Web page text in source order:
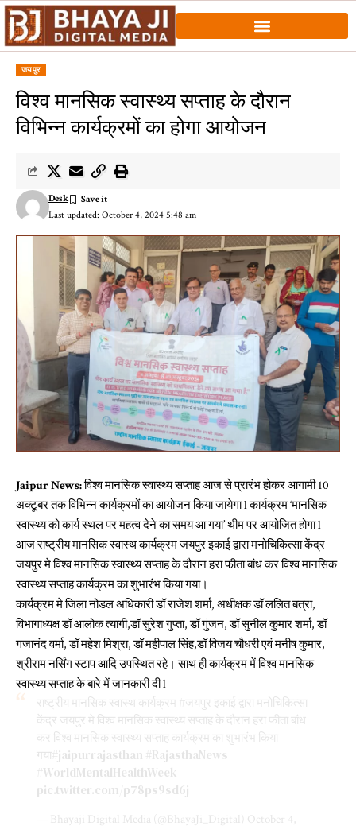
जयपुर
विश्व मानसिक स्वास्थ्य सप्ताह के दौरान
विभिन्न कार्यक्रमों का होगा आयोजन
Last updated: October 4, 2024 5:48 am
Desk
Jaipur News:विश्व मानसिक स्वास्थ्य सप्ताह आज से प्रारंभ होकर आगामी 10
अक्टूबर तक विभिन्न कार्यक्रमों का आयोजन किया जायेगा l कार्यक्रम ‘मानसिक
स्वास्थ्य को कार्य स्थल पर महत्व देने का समय आ गया’ थीम पर आयोजित होगा l
आज राष्ट्रीय मानसिक स्वास्थ कार्यक्रम जयपुर इकाई द्वारा मनोचिकित्सा केंद्र
जयपुर मे विश्व मानसिक स्वास्थ्य सप्ताह के दौरान हरा फीता बांध कर विश्व मानसिक
स्वास्थ्य सप्ताह कार्यक्रम का शुभारंभ किया गया।
कार्यक्रम मे जिला नोडल अधिकारी डॉ राजेश शर्मा, अधीक्षक डॉ ललित बत्रा,
विभागाध्यक्ष डॉ आलोक त्यागी,डॉ सुरेश गुप्ता, डॉ गुंजन, डॉ सुनील कुमार शर्मा, डॉ
गजानंद वर्मा, डॉ महेश मिश्रा, डॉ महीपाल सिंह,डॉ विजय चौधरी एवं मनीष कुमार,
श्रीराम नर्सिंग स्टाप आदि उपस्थित रहे। साथ ही कार्यक्रम में विश्व मानसिक
स्वास्थ्य सप्ताह के बारे में जानकारी दी l
राष्ट्रीय मानसिक स्वास्थ कार्यक्रम #जयपुर इकाई द्वारा मनोचिकित्सा
केंद्र जयपुर मे विश्व मानसिक स्वास्थ्य सप्ताह के दौरान हरा फीता बांध
कर विश्व मानसिक स्वास्थ्य सप्ताह कार्यक्रम का शुभारंभ किया
गया#jaipurrajasthan
#RajasthaNews
#WorldMentalHealthWeek
pic.twitter.com/p78ps9sd6j
— Bhayaji Digital Media (@BhayaJi_Digital) October 4,